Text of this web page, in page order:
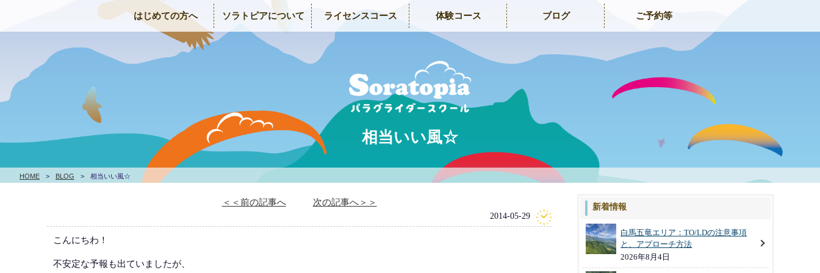
はじめての方へ ソラトピアについて ライセンスコース 体験コース ブログ ご予約等
HOME > BLOG > 相当いい風☆
相当いい風☆
＜＜前の記事へ 次の記事へ＞＞
2014-05-29
こんにちわ！
不安定な予報も出ていましたが、
新着情報
白馬五竜エリア：TO/LDの注意事項
と、アプローチ方法
2026年8月4日